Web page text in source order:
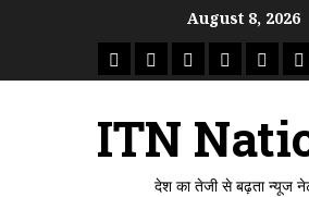
August 8, 2026
राष्ट्रीयताजा
उत्तर
मध्य
ITN
देश का तेजी से बढ़ता न्यूज